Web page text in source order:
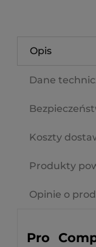
Opis
Dane
Koszty
Produkty
Opinie o
Pro